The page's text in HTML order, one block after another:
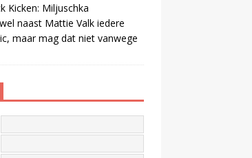
Kicken: Miljuschka
naast Mattie Valk iedere
maar mag dat niet vanwege